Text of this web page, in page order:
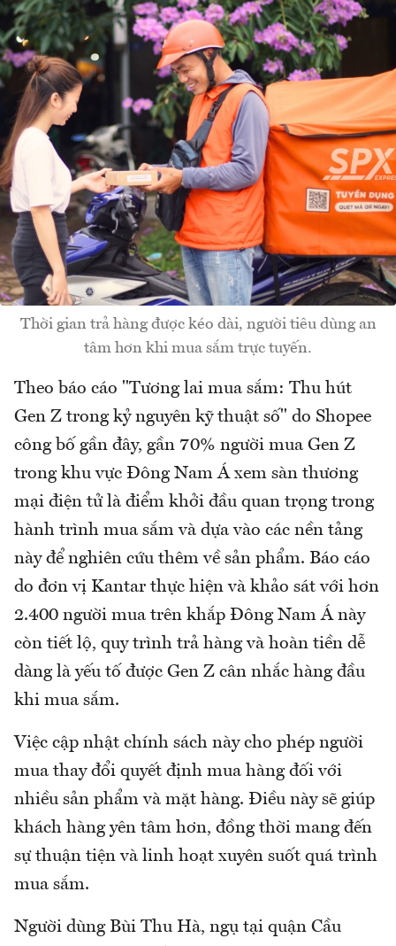
Thời gian trả hàng được kéo dài, người tiêu dùng an
tâm hơn khi mua sắm trực tuyến.
Theo báo cáo "Tương lai mua sắm: Thu hút
Gen Z trong kỷ nguyên kỹ thuật số" do Shopee
công bố gần đây, gần 70% người mua Gen Z
trong khu vực Đông Nam Á xem sàn thương
mại điện tử là điểm khởi đầu quan trọng trong
hành trình mua sắm và dựa vào các nền tảng
này để nghiên cứu thêm về sản phẩm. Báo cáo
do đơn vị Kantar thực hiện và khảo sát với hơn
2.400 người mua trên khắp Đông Nam Á này
còn tiết lộ, quy trình trả hàng và hoàn tiền dễ
dàng là yếu tố được Gen Z cân nhắc hàng đầu
khi mua sắm.
Việc cập nhật chính sách này cho phép người
mua thay đổi quyết định mua hàng đối với
nhiều sản phẩm và mặt hàng. Điều này sẽ giúp
khách hàng yên tâm hơn, đồng thời mang đến
sự thuận tiện và linh hoạt xuyên suốt quá trình
mua sắm.
Người dùng Bùi Thu Hà, ngụ tại quận Cầu